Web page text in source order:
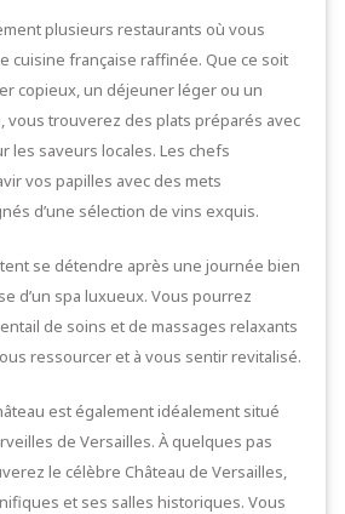
plusieurs restaurants où vous
cuisine française raffinée. Que ce soit
copieux, un déjeuner léger ou un
vous trouverez des plats préparés avec
les saveurs locales. Les chefs
vos papilles avec des mets
d’une sélection de vins exquis.
se détendre après une journée bien
d’un spa luxueux. Vous pourrez
de soins et de massages relaxants
ressourcer et à vous sentir revitalisé.
est également idéalement situé
de Versailles. À quelques pas
le célèbre Château de Versailles,
et ses salles historiques. Vous